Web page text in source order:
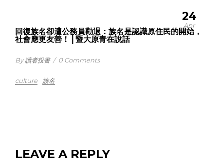
24
Apr
回復族名卻遭公務員勸退：族名是認識原住民的開始，
社會應更友善！⎪暨大原青在說話
By 讀者投書 / 0 Comments
culture 族名
LEAVE A REPLY